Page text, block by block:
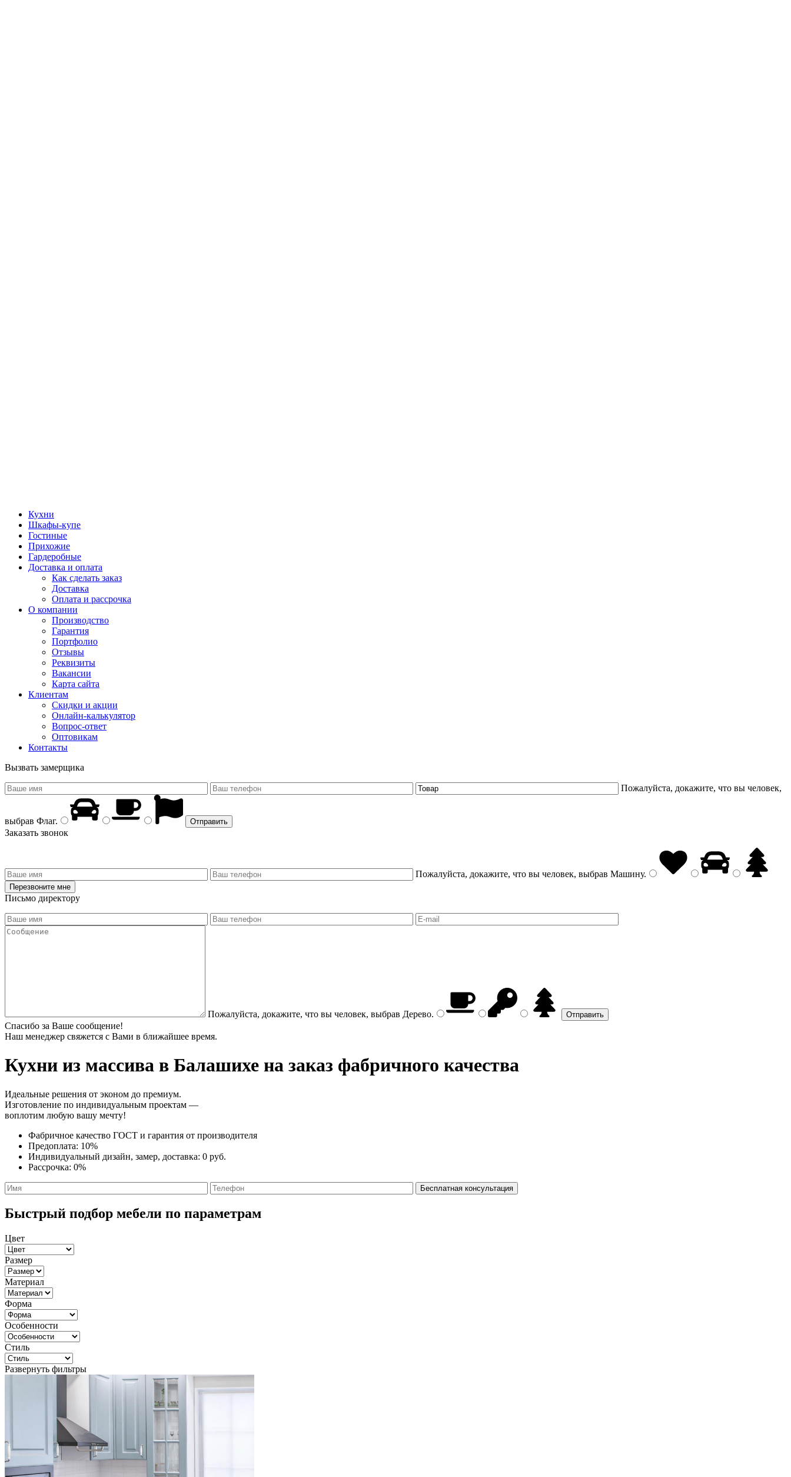
Кухни
Шкафы-купе
Гостиные
Прихожие
Гардеробные
Доставка и оплата
Как сделать заказ
Доставка
Оплата и рассрочка
О компании
Производство
Гарантия
Портфолио
Отзывы
Реквизиты
Вакансии
Карта сайта
Клиентам
Скидки и акции
Онлайн-калькулятор
Вопрос-ответ
Оптовикам
Контакты
Вызвать замерщика
Пожалуйста, докажите, что вы человек,
выбрав Флаг.
Заказать звонок
Пожалуйста, докажите, что вы человек, выбрав Машину.
Письмо директору
Пожалуйста, докажите, что вы человек, выбрав Дерево.
Спасибо за Ваше сообщение!
Наш менеджер свяжется с Вами в ближайшее время.
Кухни из массива в Балашихе на заказ фабричного качества
Идеальные решения от эконом до премиум.
Изготовление по индивидуальным проектам —
воплотим любую вашу мечту!
Фабричное качество ГОСТ и гарантия от производителя
Предоплата: 10%
Индивидуальный дизайн, замер, доставка: 0 руб.
Рассрочка: 0%
Быстрый подбор мебели по параметрам
Цвет
Размер
Материал
Форма
Особенности
Стиль
Развернуть фильтры